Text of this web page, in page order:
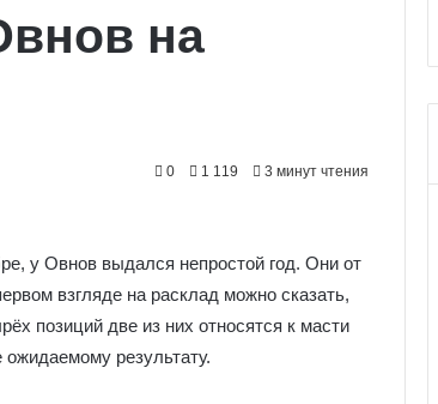
на
0 1 119 3 минут чтения
у Овнов выдался непростой год. Они от
взгляде на расклад можно сказать,
позиций две из них относятся к масти
результату.